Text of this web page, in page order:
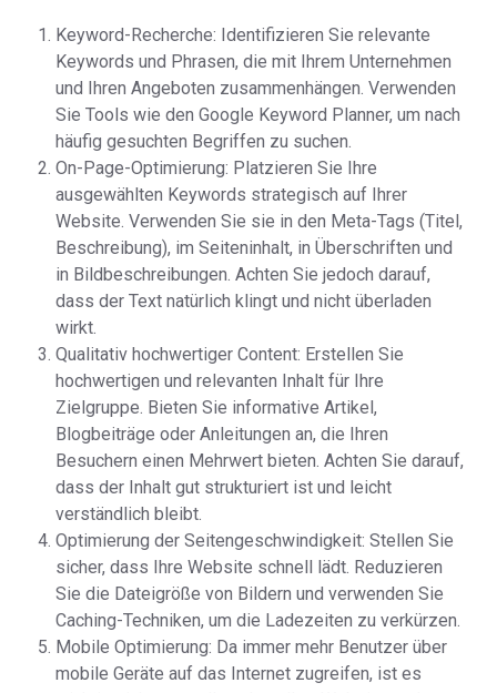
Keyword-Recherche: Identifizieren Sie relevante
Keywords und Phrasen, die mit Ihrem Unternehmen
und Ihren Angeboten zusammenhängen. Verwenden
Sie Tools wie den Google Keyword Planner, um nach
häufig gesuchten Begriffen zu suchen.
On-Page-Optimierung: Platzieren Sie Ihre
ausgewählten Keywords strategisch auf Ihrer
Website. Verwenden Sie sie in den Meta-Tags (Titel,
Beschreibung), im Seiteninhalt, in Überschriften und
in Bildbeschreibungen. Achten Sie jedoch darauf,
dass der Text natürlich klingt und nicht überladen
wirkt.
Qualitativ hochwertiger Content: Erstellen Sie
hochwertigen und relevanten Inhalt für Ihre
Zielgruppe. Bieten Sie informative Artikel,
Blogbeiträge oder Anleitungen an, die Ihren
Besuchern einen Mehrwert bieten. Achten Sie darauf,
dass der Inhalt gut strukturiert ist und leicht
verständlich bleibt.
Optimierung der Seitengeschwindigkeit: Stellen Sie
sicher, dass Ihre Website schnell lädt. Reduzieren
Sie die Dateigröße von Bildern und verwenden Sie
Caching-Techniken, um die Ladezeiten zu verkürzen.
Mobile Optimierung: Da immer mehr Benutzer über
mobile Geräte auf das Internet zugreifen, ist es